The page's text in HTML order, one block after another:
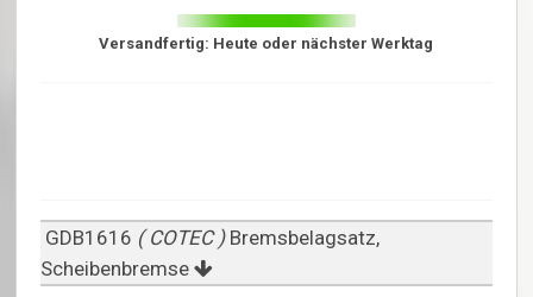
Versandfertig: Heute oder nächster Werktag
GDB1616 ( COTEC ) Bremsbelagsatz,
Scheibenbremse